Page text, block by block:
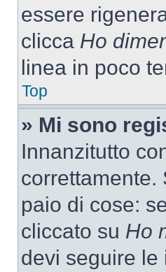
essere
clicca Ho
linea in poco
Top
» Mi sono
Innanzitutto
correttamente.
paio di cose:
cliccato su Ho
devi seguire le